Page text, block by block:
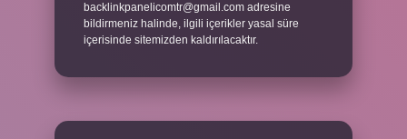
backlinkpanelicomtr@gmail.com adresine
bildirmeniz halinde, ilgili içerikler yasal süre
içerisinde sitemizden kaldırılacaktır.